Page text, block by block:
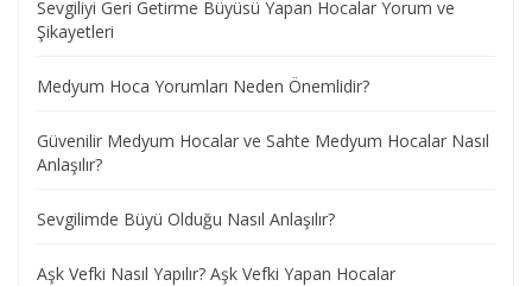
Sevgiliyi Geri Getirme Büyüsü Yapan Hocalar Yorum ve
Şikayetleri
Medyum Hoca Yorumları Neden Önemlidir?
Güvenilir Medyum Hocalar ve Sahte Medyum Hocalar Nasıl
Anlaşılır?
Sevgilimde Büyü Olduğu Nasıl Anlaşılır?
Aşk Vefki Nasıl Yapılır? Aşk Vefki Yapan Hocalar